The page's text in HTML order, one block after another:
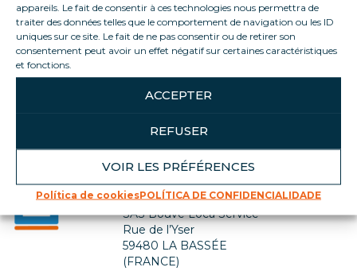
appareils. Le fait de consentir à ces technologies nous permettra de
traiter des données telles que le comportement de navigation ou les ID
uniques sur ce site. Le fait de ne pas consentir ou de retirer son
consentement peut avoir un effet négatif sur certaines caractéristiques
et fonctions.
ACCEPTER
REFUSER
VOIR LES PRÉFÉRENCES
Política de cookiesPOLÍTICA DE CONFIDENCIALIDADE
Voltar para a lista de empregos
Contate-nos
SIÈGE SOCIAL
SAS Bouve Loca Service
Rue de l’Yser
59480 LA BASSÉE
(FRANCE)